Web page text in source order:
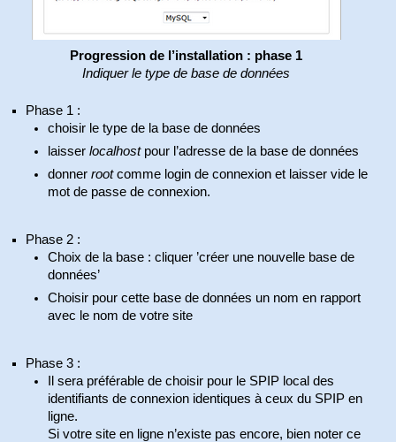
Progression de l’installation : phase 1
Indiquer le type de base de données
Phase 1 :
choisir le type de la base de données
laisserlocalhostpour l’adresse de la base de données
donnerrootcomme login de connexion et laisser vide le
mot de passe de connexion.
Phase 2 :
Choix de la base : cliquer ’créer une nouvelle base de
données’
Choisir pour cette base de données un nom en rapport
avec le nom de votre site
Phase 3 :
Il sera préférable de choisir pour le SPIP local des
identifiants de connexion identiques à ceux du SPIP en
ligne.
Si votre site en ligne n’existe pas encore, bien noter ce